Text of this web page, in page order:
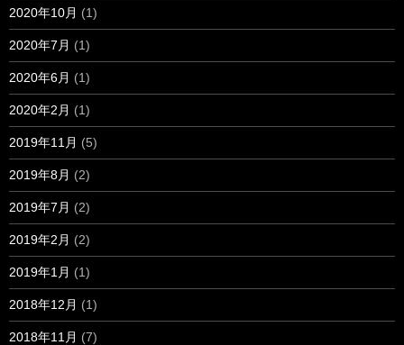
2020年10月 (1)
2020年7月 (1)
2020年6月 (1)
2020年2月 (1)
2019年11月 (5)
2019年8月 (2)
2019年7月 (2)
2019年2月 (2)
2019年1月 (1)
2018年12月 (1)
2018年11月 (7)